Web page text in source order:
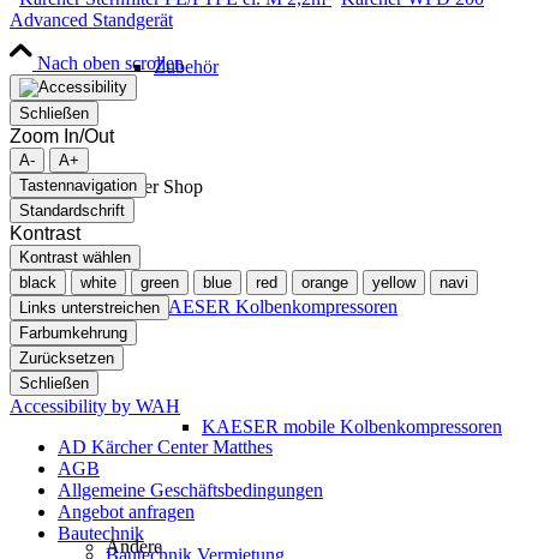
Zubehör
Kaeser Shop
KAESER Kolbenkompressoren
KAESER mobile Kolbenkompressoren
Andere
Advanced Standgerät
Nach oben scrollen
Schließen
Zoom In/Out
A-
A+
Tastennavigation
Standardschrift
Kontrast
Kontrast wählen
black
white green blue red orange yellow
navi
Links unterstreichen
Farbumkehrung
Zurücksetzen
Schließen
Accessibility by WAH
AD Kärcher Center Matthes
AGB
Allgemeine Geschäftsbedingungen
Angebot anfragen
Bautechnik
Bautechnik Vermietung